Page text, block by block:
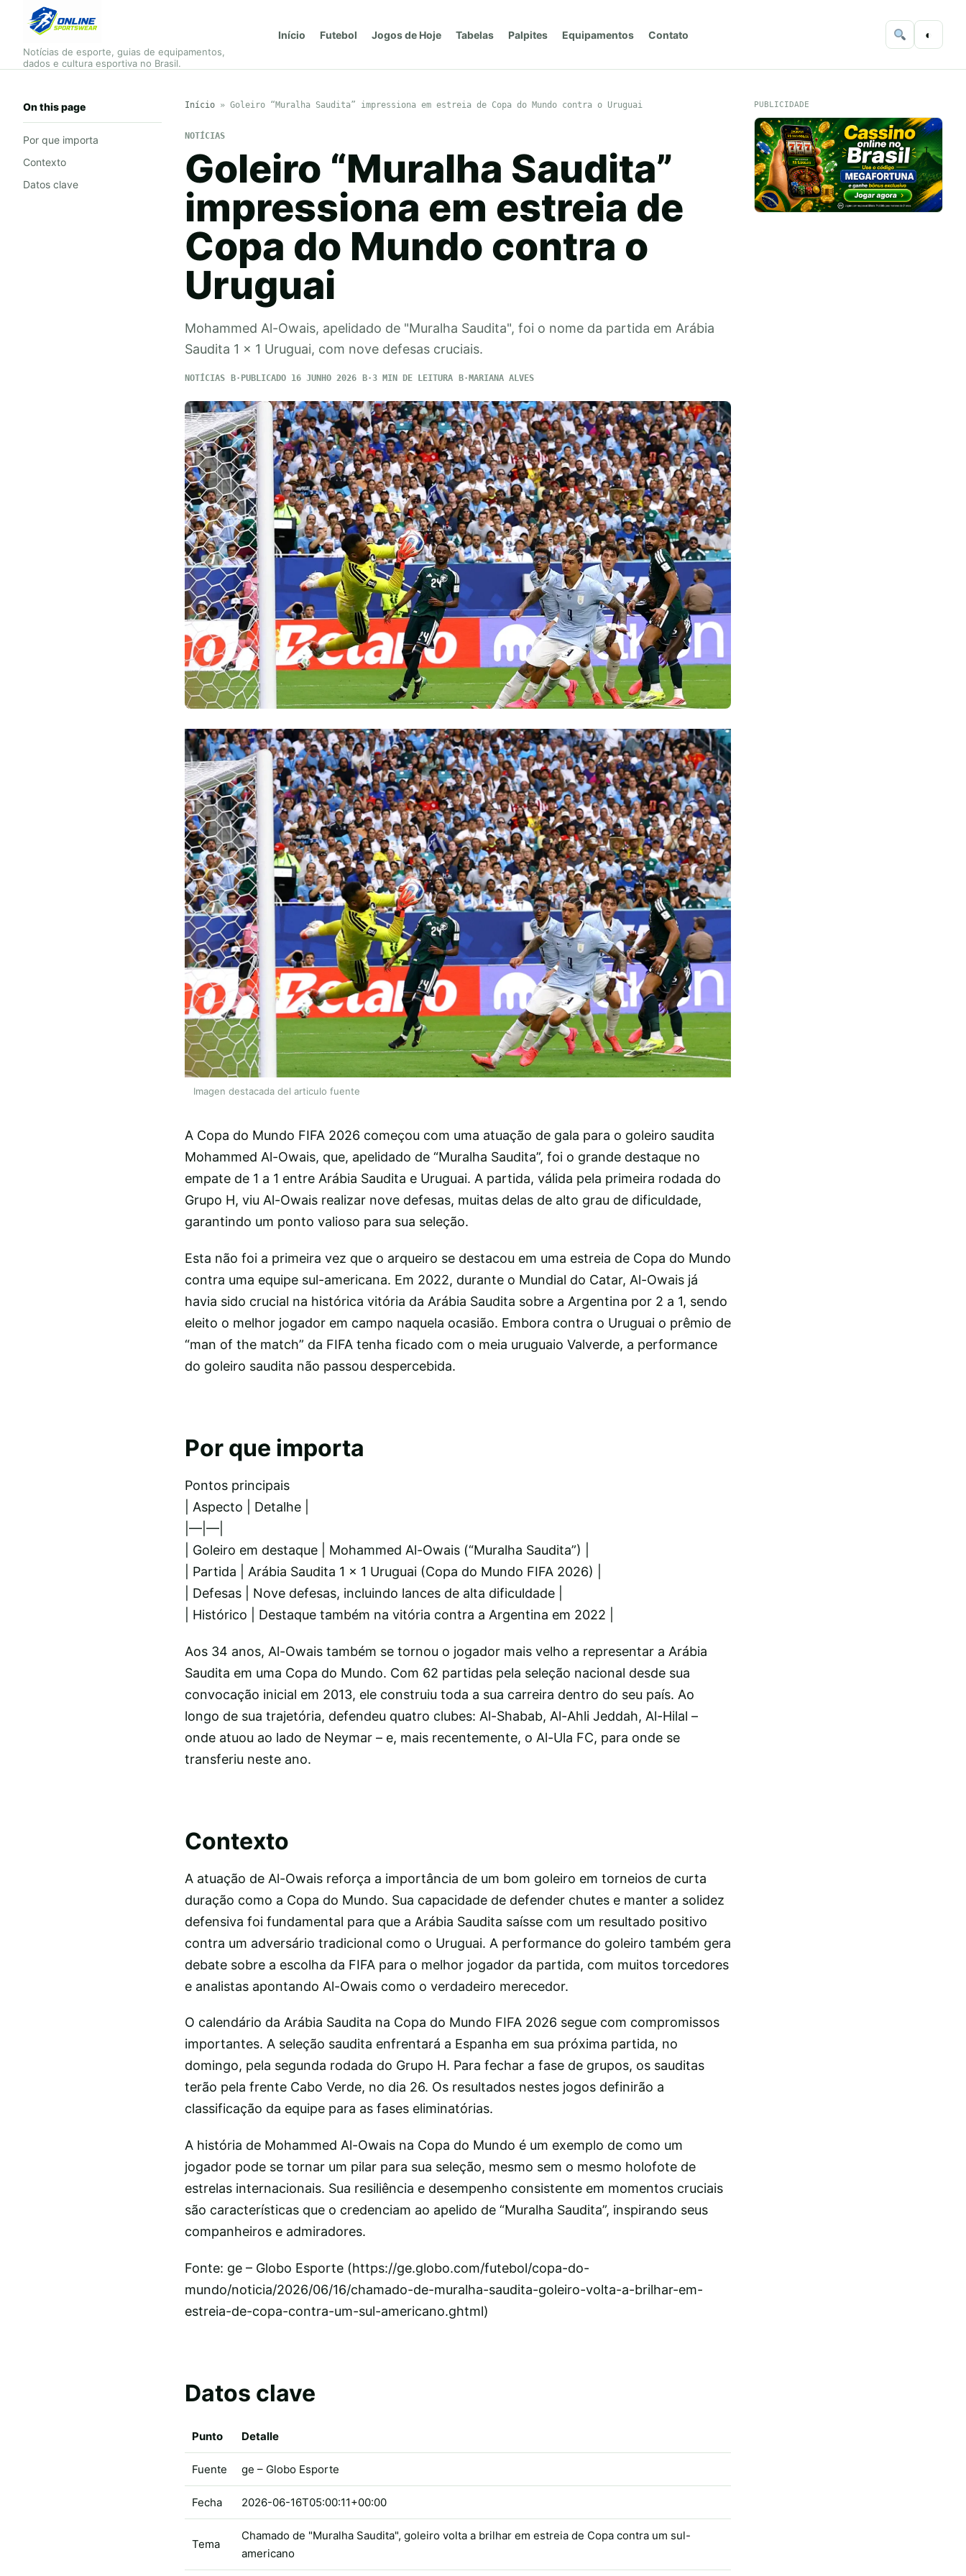
Notícias de esporte, guias de equipamentos,
dados e cultura esportiva no Brasil.
Início Futebol Jogos de Hoje Tabelas Palpites Equipamentos Contato ◐
On this page
Por que importa
Contexto
Datos clave
Início» Goleiro “Muralha Saudita” impressiona em estreia de Copa do Mundo contra o Uruguai
NOTÍCIAS
Goleiro “Muralha Saudita”
impressiona em estreia de
Copa do Mundo contra o
Uruguai
Mohammed Al-Owais, apelidado de "Muralha Saudita", foi o nome da partida em Arábia
Saudita 1 x 1 Uruguai, com nove defesas cruciais.
NOTÍCIAS PUBLICADO 16 JUNHO 2026 3 MIN DE LEITURA MARIANA ALVES
Imagen destacada del articulo fuente
A Copa do Mundo FIFA 2026 começou com uma atuação de gala para o goleiro saudita
Mohammed Al-Owais, que, apelidado de “Muralha Saudita”, foi o grande destaque no
empate de 1 a 1 entre Arábia Saudita e Uruguai. A partida, válida pela primeira rodada do
Grupo H, viu Al-Owais realizar nove defesas, muitas delas de alto grau de dificuldade,
garantindo um ponto valioso para sua seleção.
Esta não foi a primeira vez que o arqueiro se destacou em uma estreia de Copa do Mundo
contra uma equipe sul-americana. Em 2022, durante o Mundial do Catar, Al-Owais já
havia sido crucial na histórica vitória da Arábia Saudita sobre a Argentina por 2 a 1, sendo
eleito o melhor jogador em campo naquela ocasião. Embora contra o Uruguai o prêmio de
“man of the match” da FIFA tenha ficado com o meia uruguaio Valverde, a performance
do goleiro saudita não passou despercebida.
Por que importa
Pontos principais
| Aspecto | Detalhe |
|—|—|
| Goleiro em destaque | Mohammed Al-Owais (“Muralha Saudita”) |
| Partida | Arábia Saudita 1 x 1 Uruguai (Copa do Mundo FIFA 2026) |
| Defesas | Nove defesas, incluindo lances de alta dificuldade |
| Histórico | Destaque também na vitória contra a Argentina em 2022 |
Aos 34 anos, Al-Owais também se tornou o jogador mais velho a representar a Arábia
Saudita em uma Copa do Mundo. Com 62 partidas pela seleção nacional desde sua
convocação inicial em 2013, ele construiu toda a sua carreira dentro do seu país. Ao
longo de sua trajetória, defendeu quatro clubes: Al-Shabab, Al-Ahli Jeddah, Al-Hilal –
onde atuou ao lado de Neymar – e, mais recentemente, o Al-Ula FC, para onde se
transferiu neste ano.
Contexto
A atuação de Al-Owais reforça a importância de um bom goleiro em torneios de curta
duração como a Copa do Mundo. Sua capacidade de defender chutes e manter a solidez
defensiva foi fundamental para que a Arábia Saudita saísse com um resultado positivo
contra um adversário tradicional como o Uruguai. A performance do goleiro também gera
debate sobre a escolha da FIFA para o melhor jogador da partida, com muitos torcedores
e analistas apontando Al-Owais como o verdadeiro merecedor.
O calendário da Arábia Saudita na Copa do Mundo FIFA 2026 segue com compromissos
importantes. A seleção saudita enfrentará a Espanha em sua próxima partida, no
domingo, pela segunda rodada do Grupo H. Para fechar a fase de grupos, os sauditas
terão pela frente Cabo Verde, no dia 26. Os resultados nestes jogos definirão a
classificação da equipe para as fases eliminatórias.
A história de Mohammed Al-Owais na Copa do Mundo é um exemplo de como um
jogador pode se tornar um pilar para sua seleção, mesmo sem o mesmo holofote de
estrelas internacionais. Sua resiliência e desempenho consistente em momentos cruciais
são características que o credenciam ao apelido de “Muralha Saudita”, inspirando seus
companheiros e admiradores.
Fonte: ge – Globo Esporte (https://ge.globo.com/futebol/copa-do-
mundo/noticia/2026/06/16/chamado-de-muralha-saudita-goleiro-volta-a-brilhar-em-
estreia-de-copa-contra-um-sul-americano.ghtml)
Datos clave
Punto Detalle
Fuente ge – Globo Esporte
Fecha 2026-06-16T05:00:11+00:00
Tema
Chamado de "Muralha Saudita", goleiro volta a brilhar em estreia de Copa contra um sul-
americano
PUBLICIDADE